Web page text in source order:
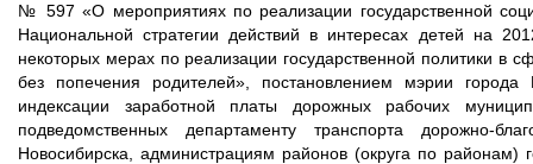
№ 597 «О мероприятиях по реализации государственной
Национальной стратегии действий в интересах детей
некоторых мерах по реализации государственной политики в
без попечения родителей», постановлением мэрии
индексации заработной платы дорожных рабочих
подведомственных департаменту транспорта дорожно-
Новосибирска, администрациям районов (округа по